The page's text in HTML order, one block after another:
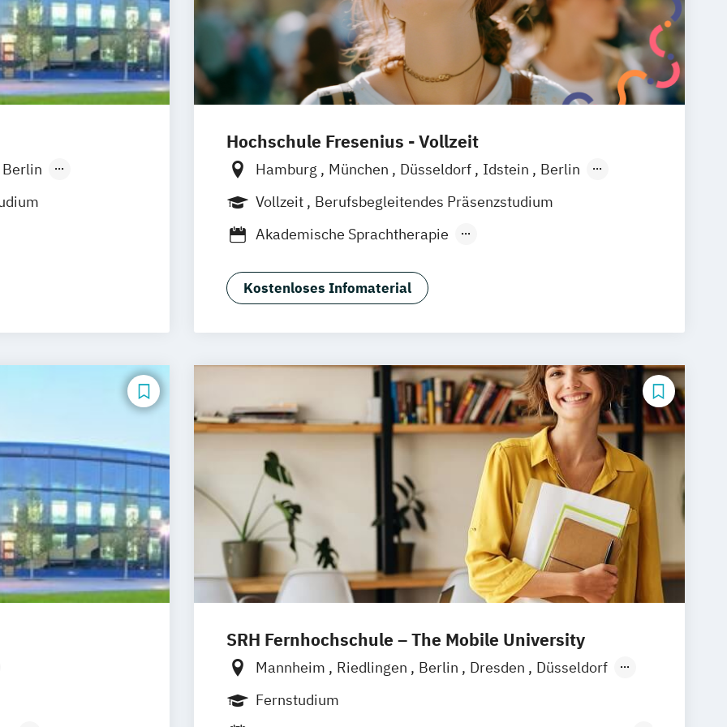
Berlin
München
Hochschule Fresenius - Vollzeit
Hamburg München Düsseldorf Idstein
Berlin
Frankfurt am Main
Köln Heidelberg
Wiesbaden
Wolfenbüttel
Braunschweig
Vollzeit
Berufsbegleitendes Präsenzstudium
Akademische Sprachtherapie
Chiropraktik
Ernährung & Fitness in der Prävention
Grundlagen der Chiropraktik
Lebensmittelsicherheit Osteopathie Physiotherapie
Sportmanagement
Kostenloses Infomaterial
SRH Fernhochschule – The Mobile University
Mannheim Riedlingen Berlin Dresden
Düsseldorf
Hamburg
Fernstudium